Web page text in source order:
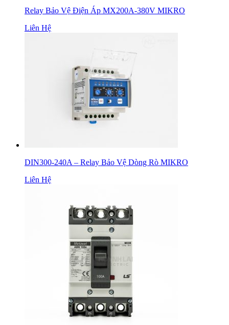
Relay Bảo Vệ Điện Áp MX200A-380V MIKRO
Liên Hệ
DIN300-240A – Relay Bảo Vệ Dòng Rò MIKRO
Liên Hệ